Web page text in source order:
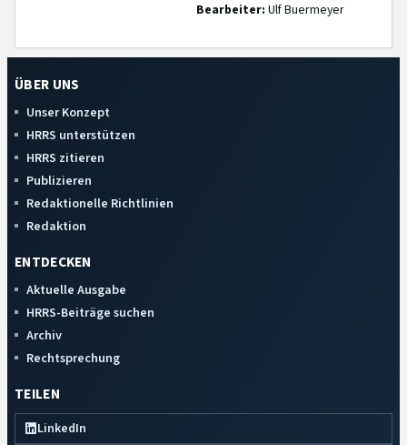
Bearbeiter: Ulf Buermeyer
ÜBER UNS
Unser Konzept
HRRS unterstützen
HRRS zitieren
Publizieren
Redaktionelle Richtlinien
Redaktion
ENTDECKEN
Aktuelle Ausgabe
HRRS-Beiträge suchen
Archiv
Rechtsprechung
TEILEN
LinkedIn